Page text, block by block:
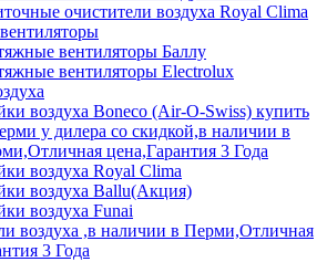
очистители воздуха Royal Clima
вентиляторы Баллу
вентиляторы Electrolux
воздуха Boneco (Air-O-Swiss) купить
у дилера со скидкой,в наличии в
цена,Гарантия 3 Года
воздуха Royal Clima
воздуха Ballu(Акция)
воздуха Funai
воздуха ,в наличии в Перми,Отличная
3 Года